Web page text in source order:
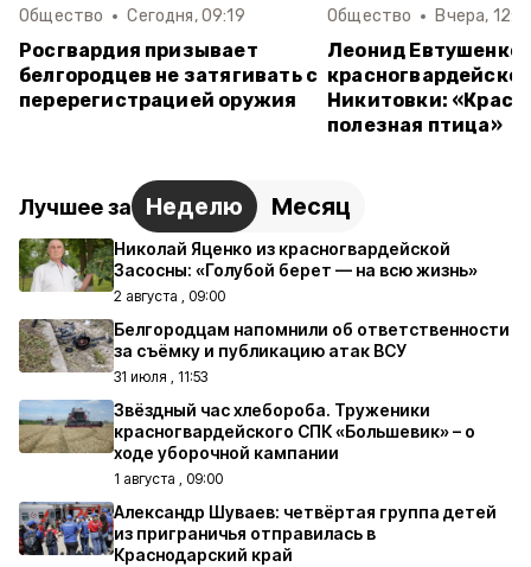
Общество Сегодня, 09:19
Росгвардия призывает
белгородцев не затягивать с
перерегистрацией оружия
Общество Вчера,
Леонид Евтушенко
Никитовки:
полезная птица»
Лучшее за Неделю Месяц
Николай Яценко из красногвардейской
Засосны: «Голубой берет — на всю жизнь»
2 августа , 09:00
Белгородцам напомнили об ответственности
за съёмку и публикацию атак ВСУ
31 июля , 11:53
Звёздный час хлебороба. Труженики
красногвардейского СПК «Большевик» – о
ходе уборочной кампании
1 августа , 09:00
Александр Шуваев: четвёртая группа детей
из приграничья отправилась в
Краснодарский край